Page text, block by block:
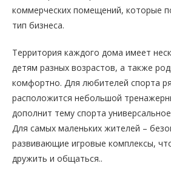
коммерческих помещений, которые
тип бизнеса.
Территория каждого дома имеет
детям разных возрастов, а также
комфортно. Для любителей спорта
расположится небольшой
дополнит тему спорта
Для самых маленьких жителей –
развивающие игровые комплексы,
дружить и общаться..